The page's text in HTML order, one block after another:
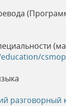
разговорный